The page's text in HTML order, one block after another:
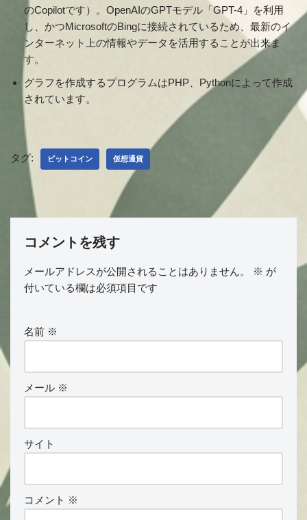
のCopilotです）。OpenAIのGPTモデル「GPT-4」を利用
し、かつMicrosoftのBingに接続されているため、最新のイ
ンターネット上の情報やデータを活用することが出来ま
す。
グラフを作成するプログラムはPHP、Pythonによって作成
されています。
タグ: ビットコイン 仮想通貨
コメントを残す
メールアドレスが公開されることはありません。 ※ が
付いている欄は必須項目です
名前 ※
メール ※
サイト
コメント ※